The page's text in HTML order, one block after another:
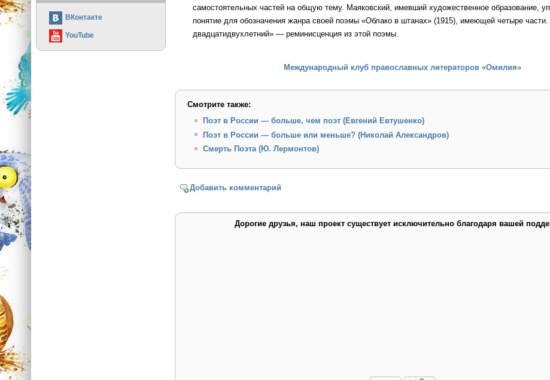
самостоятельных частей на общую тему. Маяковский, имевший художественное образование,
понятие для обозначения жанра своей поэмы «Облако в штанах» (1915), имеющей четыре части.
двадцатидвухлетний» — реминисценция из этой поэмы.
Международный клуб православных литераторов «Омилия»
Смотрите также:
Поэт в России — больше, чем поэт (Евгений Евтушенко)
Поэт в России — больше или меньше? (Николай Александров)
Смерть Поэта (Ю. Лермонтов)
Добавить комментарий
Дорогие друзья, наш проект существует исключительно благодаря вашей
ВКонтакте
YouTube